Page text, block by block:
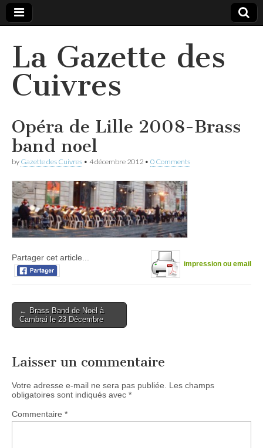
La Gazette des
Cuivres
Opéra de Lille 2008-Brass
band noel
by Gazette des Cuivres • 4 décembre 2012 • 0 Comments
impression ou email
Partager cet article...
Post
navigation
← Brass Band de Noël à
Cambrai le 23 Décembre
Laisser un commentaire
Votre adresse e-mail ne sera pas publiée. Les champs
obligatoires sont indiqués avec *
Commentaire *